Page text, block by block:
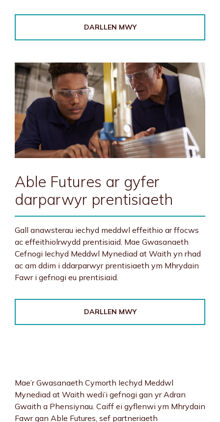
DARLLEN MWY
Able Futures ar gyfer
darparwyr prentisiaeth
Gall anawsterau iechyd meddwl effeithio ar ffocws
ac effeithiolrwydd prentisiaid. Mae Gwasanaeth
Cefnogi Iechyd Meddwl Mynediad at Waith yn rhad
ac am ddim i ddarparwyr prentisiaeth ym Mhrydain
Fawr i gefnogi eu prentisiaid.
DARLLEN MWY
Mae’r Gwasanaeth Cymorth Iechyd Meddwl
Mynediad at Waith wedi’i gefnogi gan yr Adran
Gwaith a Phensiynau. Caiff ei gyflenwi ym Mhrydain
Fawr gan Able Futures, sef partneriaeth